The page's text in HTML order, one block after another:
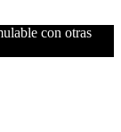
con otras